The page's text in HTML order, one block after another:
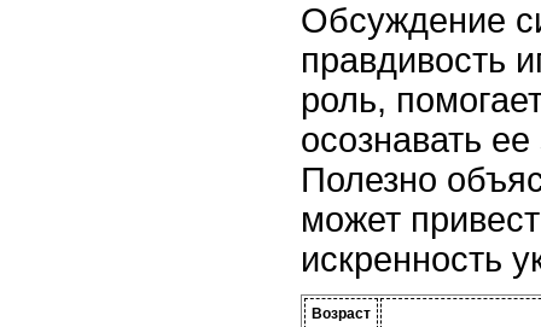
Обсуждение
правдивость
роль,
осознавать
Полезно
может
искренность
Возраст